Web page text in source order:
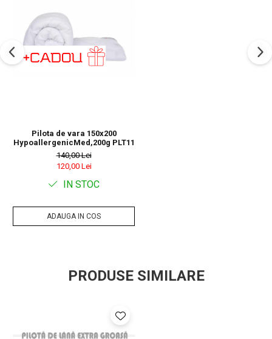
Tesatura are colori vesele si diferite.
Informatii tehnice:
pentru camere cu temperatura constanta de-a lungul anului)
material fete: microfibra 100% poliester
produs fabricat in Romania
Recomandam expunerea saptamanala a produselor
Somnart la aer curat
Pilota de vara 150x200
HypoallergenicMed,200g PLT11
140,00 Lei
120,00 Lei
IN STOC
ADAUGA IN COS
PRODUSE SIMILARE